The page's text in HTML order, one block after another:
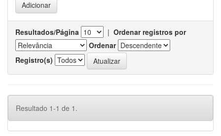
Resultados/Página | Ordenar registros por
Ordenar
Registro(s)
Resultado 1-1 de 1.